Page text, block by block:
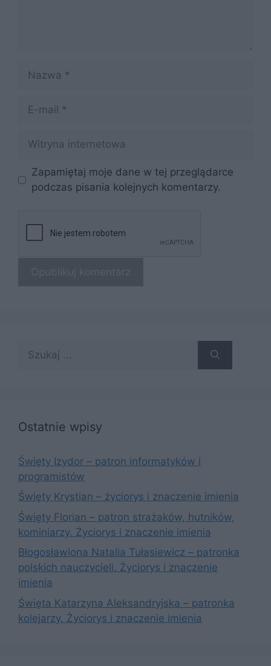
internetowa
Zapamiętaj moje dane w tej przeglądarce
podczas pisania kolejnych komentarzy.
Ostatnie wpisy
Święty Izydor – patron informatyków i
programistów
Święty Krystian – życiorys i znaczenie imienia
Święty Florian – patron strażaków, hutników,
kominiarzy. Życiorys i znaczenie imienia
Błogosławiona Natalia Tułasiewicz – patronka
polskich nauczycieli. Życiorys i znaczenie
imienia
Święta Katarzyna Aleksandryjska – patronka
kolejarzy. Życiorys i znaczenie imienia